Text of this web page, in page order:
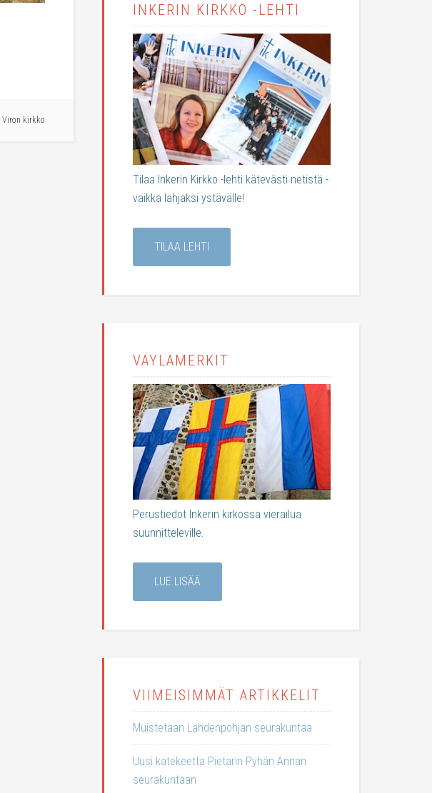
Viron kirkko
INKERIN KIRKKO -LEHTI
Tilaa Inkerin Kirkko -lehti kätevästi netistä -
vaikka lahjaksi ystävälle!
TILAA LEHTI
VÄYLÄMERKIT
Perustiedot Inkerin kirkossa vierailua
suunnitteleville.
LUE LISÄÄ
VIIMEISIMMÄT ARTIKKELIT
Muistetaan Lahdenpohjan seurakuntaa
Uusi katekeetta Pietarin Pyhän Annan
seurakuntaan